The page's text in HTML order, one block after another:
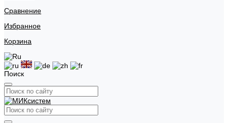
Сравнение
Избранное
Корзина
Поиск